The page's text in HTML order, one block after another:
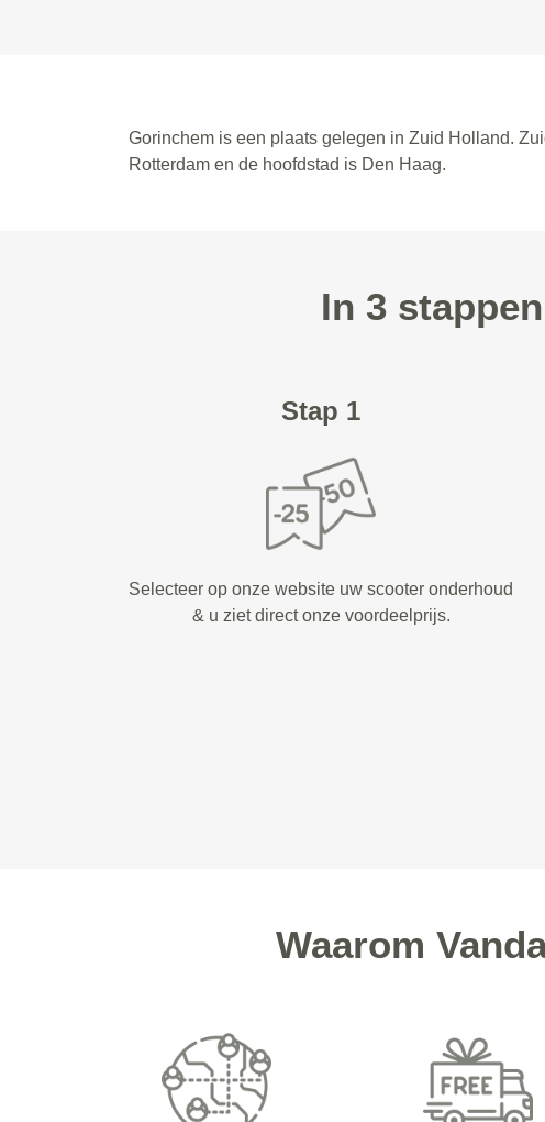
Gorinchem is een plaats gelegen in Zuid Holland.
Rotterdam en de hoofdstad is Den Haag.
In 3
Stap 1
Selecteer op onze website uw scooter onderhoud
& u ziet direct onze voordeelprijs.
Waarom